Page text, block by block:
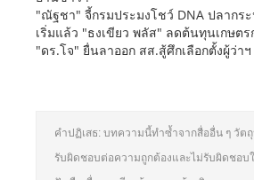
"ณัฐชา" จี้กรมประมงโชว์ DNA ปลากร
เริ่มแล้ว "ธงเขียว พลัส" ลดต้นทุนเกษต
"ดร.โจ" ยื่นลาออก สส.สู้ศึกเลือกตั้งผู้ว่
คำปฏิเสธ: บทความนี้ทำซ้ำจากสื่ออื่น ๆ วัต
รับผิดชอบต่อความถูกต้องและไม่รับผิดชอบ